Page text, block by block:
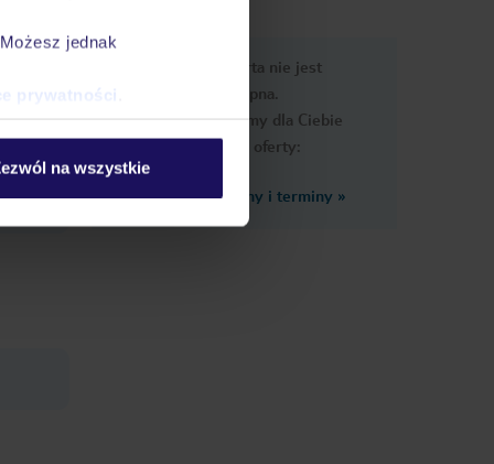
jednak
prywatności
na wszystkie
Ups, ta oferta nie jest
dostępna.
Przygotowaliśmy dla Ciebie
podobne oferty:
Zobacz inne ceny i terminy »